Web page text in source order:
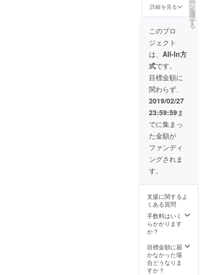
様負担
となり
ますの
でご了
承くだ
さい。
※なお、
当日は
先着順
での入
場と
し、会
場規定
の入場
者数を
うな場
合、入
をかけ
させて
もし、
入場、
お席を
確保さ
れたい
援者優
待エリ
ア入場
券をお
り」と
御記載
い。
貴団
体・
ル名を
ご記載
させて
いただ
きま
す。 ※
支援時
に必ず
備考欄
に団
体・
サーク
ル名を
ご記入
くださ
い。な
お、特
定の人
お名前
や公序
良俗に
お名前
は掲載
事が御
座いま
す、ご
い。
②UMF2
019オリ
ジナル
ステッ
カー
（非売
UMF20
19大阪
のオリ
ジナル
ステッ
カーを
お渡し
しま
す。
③UMF2
019オリ
ジナルT
シャツ
UMF20
19オリ
ジナルT
シャツ
（非売
品） ス
し、本
プロ
ジェク
い場合
断した
につい
ては
IREにて
使用さ
れてい
るハン
ドル
を使用
させて
すので
ご了承
い。
ジナル
ステッ
カー
（非売
品）
UMF20
ジナル
ステッ
カーを
でに指
ご郵送
い。 ※
ご支援
の際、
備考欄
に法人
名をご
記入く
ださ
パンフ
レット
に法人
名掲載
UMF20
19大阪
のパン
貴社名
をご記
載させ
ていた
だきま
す。 ※
備考欄
に貴社
名をご
間は最
大で20
させて
いただ
きま
す。 ※
打ち合
わせを
行った
のちに
リター
ンのご
購入と
いう流
れにな
ります
ので、
ご購入
前に必
ずご連
ますよ
ろしく
お願い
致しま
す。 ※
される
場合、
それに
詳細を見る ー
ン
を
選
択
す
る
このプロ
ジェクト
は、 All-In方
式です。
目標金額に
関わらず、
2019/02/27
23:59:59ま
でに集まっ
た金額が
ファンディ
ングされま
す。
支援に関するよ
くある質問
手数料はいく
らかかります
か？
目標金額に届
かなかった場
合どうなりま
すか？